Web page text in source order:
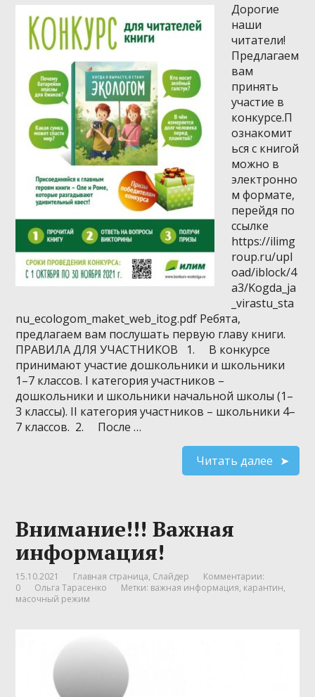
Дорогие
наши
читатели!
Предлагаем
вам
принять
участие в
конкурсе.П
ознакомит
ься с книгой
можно в
электронно
м формате,
перейдя по
ссылке
https://ilimg
roup.ru/upl
oad/iblock/4
a3/Kogda_ja
_virastu_sta
nu_ecologom_maket_web_itog.pdf Ребята,
предлагаем вам послушать первую главу книги.
ПРАВИЛА ДЛЯ УЧАСТНИКОВ 1. В конкурсе
принимают участие дошкольники и школьники
1–7 классов. I категория участников –
дошкольники и школьники начальной школы (1–
3 классы). II категория участников – школьники 4–
7 классов. 2. После …
Читать далее
Внимание!!! Важная
информация!
15.10.2021 Главная страница, Слайдер
Комментарии:
0
Ольга Тарасенко Метки: важная информация, карантин,
масочный режим